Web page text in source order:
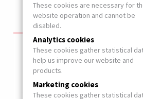
Horizontal Tabs
TECHNICAL DATA
TAB)
These cookies are necessary for
website operation and cannot be
disabled.
Analytics cookies
These cookies gather statistical
help us improve our website and
products.
Marketing cookies
These cookies gather statistical